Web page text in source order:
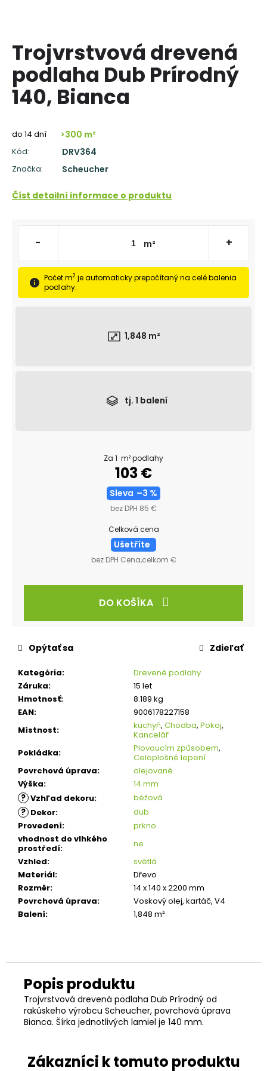
Trojvrstvová drevená
podlaha Dub Prírodný
140, Bianca
do 14 dní >300 m²
Kód: DRV364
Značka: Scheucher
Číst detailní informace o produktu
- m² +
Počet m2 je automaticky prepočítaný na celé balenia
podlahy.
1,848 m²
tj. 1 balení
Za 1 m² podlahy
103 €
Sleva –3 %
bez DPH 85 €
Celková cena
Ušetříte
bez DPH Cena,celkom €
DO KOŠÍKA
Kategória:
Drevené podlahy
Záruka:
15 let
Hmotnosť:
8.189 kg
EAN:
9006178227158
Místnost: kuchyň, Chodba, Pokoj,
Kancelář
Pokládka: Plovoucím způsobem,
Celoplošné lepení
Povrchová úprava:
olejované
Výška: 14 mm
? Vzhľad dekoru: béžová
? Dekor:
dub
Provedení:
prkno
vhodnost do vlhkého
prostředí:
ne
Vzhled:
světlá
Materiál:
Dřevo
Rozměr:
14 x 140 x 2200 mm
Povrchová úprava:
Voskový olej, kartáč, V4
Balení: 1,848 m²
Opýtať sa Zdieľať
Trojvrstvová drevená podlaha Dub Prírodný od
rakúskeho výrobcu Scheucher, povrchová úprava
Bianca. Šírka jednotlivých lamiel je 140 mm.
s
ť
?
O
d
č
m